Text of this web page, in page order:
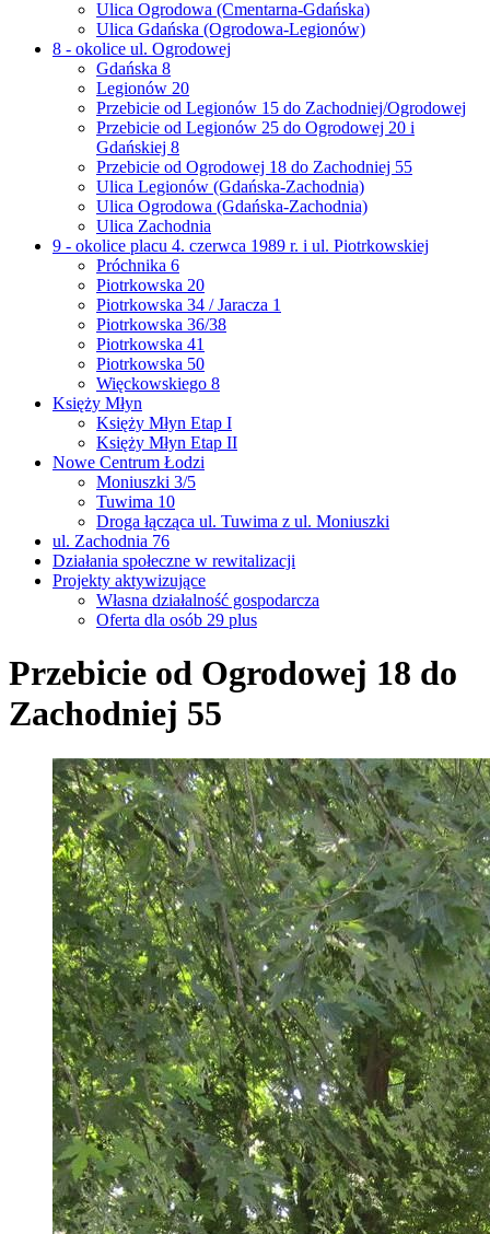
Ulica Ogrodowa (Cmentarna-Gdańska)
Ulica Gdańska (Ogrodowa-Legionów)
8 - okolice ul. Ogrodowej
Gdańska 8
Legionów 20
Przebicie od Legionów 15 do Zachodniej/Ogrodowej
Przebicie od Legionów 25 do Ogrodowej 20 i
Gdańskiej 8
Przebicie od Ogrodowej 18 do Zachodniej 55
Ulica Legionów (Gdańska-Zachodnia)
Ulica Ogrodowa (Gdańska-Zachodnia)
Ulica Zachodnia
9 - okolice placu 4. czerwca 1989 r. i ul. Piotrkowskiej
Próchnika 6
Piotrkowska 20
Piotrkowska 34 / Jaracza 1
Piotrkowska 36/38
Piotrkowska 41
Piotrkowska 50
Więckowskiego 8
Księży Młyn
Księży Młyn Etap I
Księży Młyn Etap II
Nowe Centrum Łodzi
Moniuszki 3/5
Tuwima 10
Droga łącząca ul. Tuwima z ul. Moniuszki
ul. Zachodnia 76
Działania społeczne w rewitalizacji
Projekty aktywizujące
Własna działalność gospodarcza
Oferta dla osób 29 plus
Przebicie od Ogrodowej 18 do
Zachodniej 55